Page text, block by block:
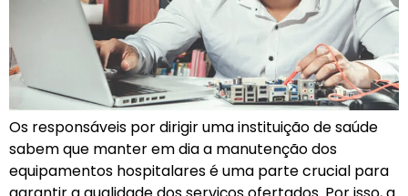
Os responsáveis por dirigir uma instituição de saúde
sabem que manter em dia a manutenção dos
equipamentos hospitalares é uma parte crucial para